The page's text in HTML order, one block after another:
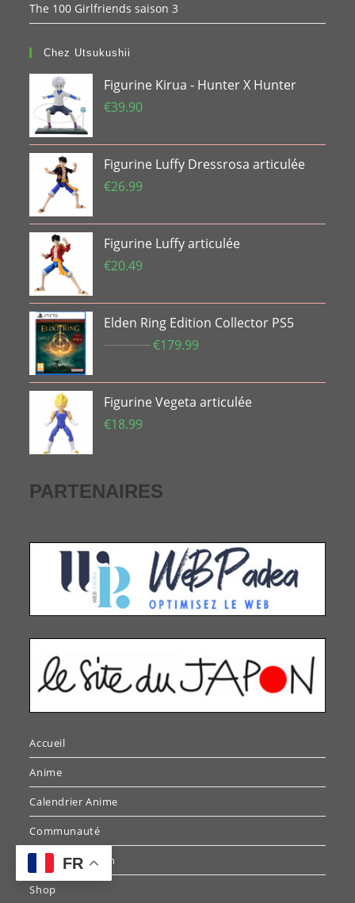
The 100 Girlfriends saison 3
Chez Utsukushii
Figurine Kirua - Hunter X Hunter
€39.90
Figurine Luffy Dressrosa articulée
€26.99
Figurine Luffy articulée
€20.49
Elden Ring Edition Collector PS5
€259.99 Le
initial
était :
€179.99Le
actuel
est :
Figurine Vegeta articulée
€18.99
PARTENAIRES
Accueil
Anime
Calendrier Anime
Communauté
Voyage au Japon
Shop
FR